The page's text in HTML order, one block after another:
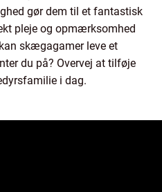
gør dem til et fantastisk
pleje og opmærksomhed
skægagamer leve et
du på? Overvej at tilføje
i dag.